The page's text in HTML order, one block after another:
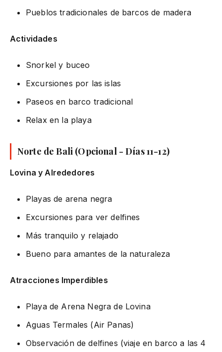
Pueblos tradicionales de barcos de madera
Actividades
Snorkel y buceo
Excursiones por las islas
Paseos en barco tradicional
Relax en la playa
Norte de Bali (Opcional - Días 11-12)
Lovina y Alrededores
Playas de arena negra
Excursiones para ver delfines
Más tranquilo y relajado
Bueno para amantes de la naturaleza
Atracciones Imperdibles
Playa de Arena Negra de Lovina
Aguas Termales (Air Panas)
Observación de delfines (viaje en barco a las 4